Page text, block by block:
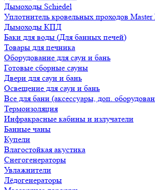
Дымоходы Schiedel
Уплотнитель кровельных проходов
Дымоходы КПД
Баки для воды (Для банных печей)
Товары для печника
Оборудование для саун и бань
Готовые сборные сауны
Двери для саун и бань
Освещение для саун и бань
Все для бани (аксессуары, доп.
Термоизоляция
Инфракрасные кабины и излучатели
Банные чаны
Купели
Влагостойкая акустика
Снегогенераторы
Увлажнители
Лёдогенераторы